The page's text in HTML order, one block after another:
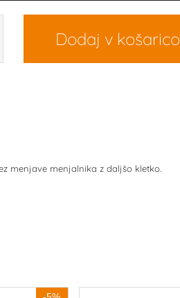
Dodaj v košarico
menjave menjalnika z daljšo kletko.